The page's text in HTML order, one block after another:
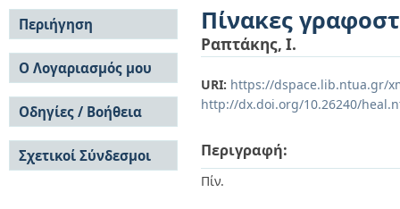
Πίνακες
Ραπτάκης, Ι.
URI: https://dspace.lib.ntua.gr/
http://dx.doi.org/10.26240/
Περιγραφή:
Πίν.
Περιήγηση
Σε όλο το DSpace
Κοινότητες & Συλλογές
Ανά Ημερομηνία
Έκδοσης
Συγγραφείς
Τίτλοι
Θέματα
Ο Λογαριασμός μου
Σύνδεση
Εγγραφή
Οδηγίες / Βοήθεια
Οδηγίες Υποβολής
Οδηγίες Χρήσης ΙΑ
Συχνές Ερωτήσεις
Σχετικοί Σύνδεσμοι